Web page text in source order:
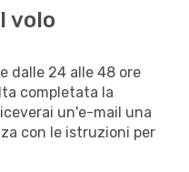
volo
dalle 24 alle 48 ore
completata la
un'e-mail una
con le istruzioni per